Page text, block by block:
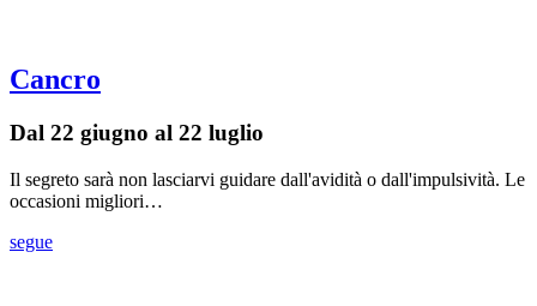
Cancro
Dal 22 giugno al 22 luglio
Il segreto sarà non lasciarvi guidare dall'avidità o dall'impulsività. Le
occasioni migliori…
segue